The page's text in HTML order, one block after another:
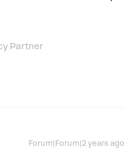
Partner
Forum|Forum|2 years ago